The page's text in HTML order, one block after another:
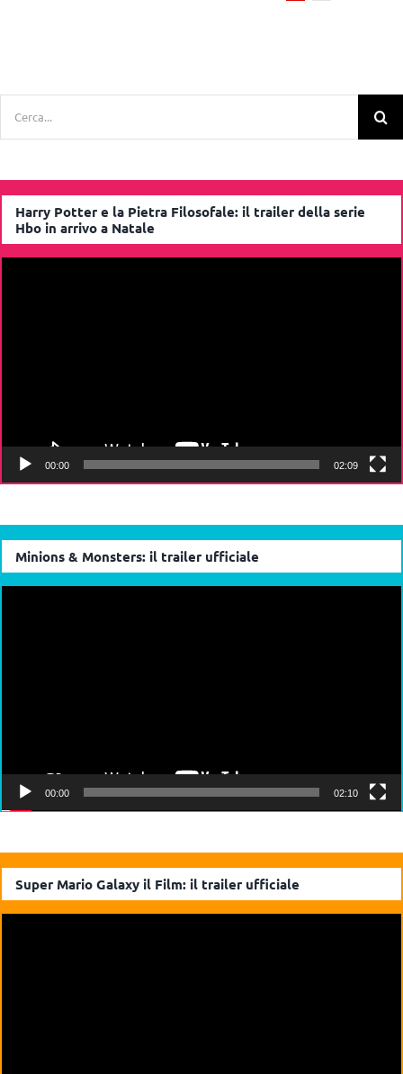
Harry Potter e la Pietra Filosofale: il trailer della serie
Hbo in arrivo a Natale
00:00 02:09
Minions & Monsters: il trailer ufficiale
00:00 02:10
Super Mario Galaxy il Film: il trailer ufficiale